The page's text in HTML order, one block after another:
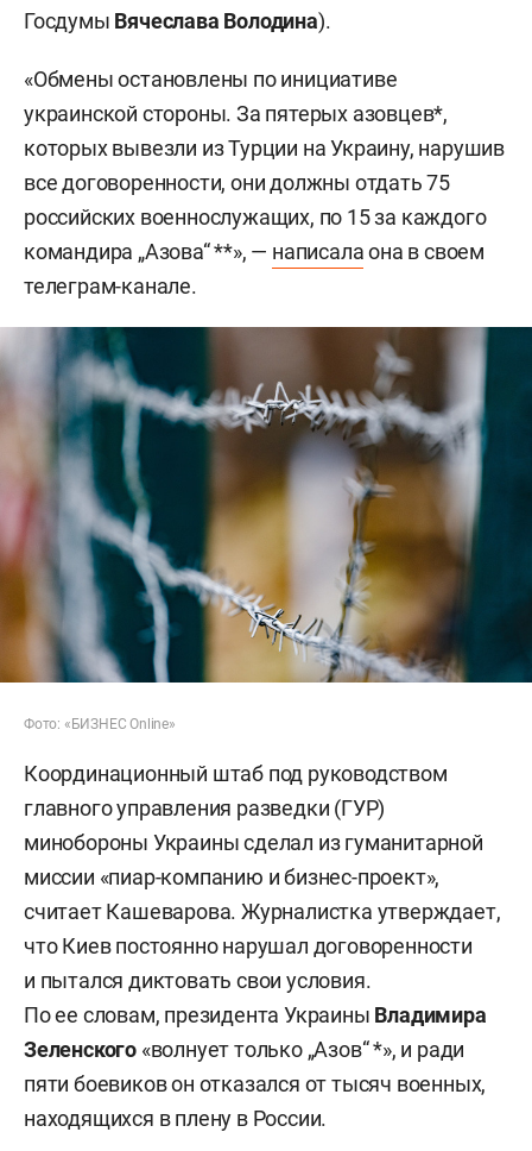
Госдумы Вячеслава Володина).
«Обмены остановлены по инициативе
украинской стороны. За пятерых азовцев*,
которых вывезли из Турции на Украину, нарушив
все договоренности, они должны отдать 75
российских военнослужащих, по 15 за каждого
командира „Азова“ **», — написалаона в своем
телеграм-канале.
Фото: «БИЗНЕС Online»
Координационный штаб под руководством
главного управления разведки (ГУР)
минобороны Украины сделал из гуманитарной
миссии «пиар-компанию и бизнес-проект»,
считает Кашеварова. Журналистка утверждает,
что Киев постоянно нарушал договоренности
и пытался диктовать свои условия.
По ее словам, президента Украины Владимира
Зеленского «волнует только „Азов“ *», и ради
пяти боевиков он отказался от тысяч военных,
находящихся в плену в России.